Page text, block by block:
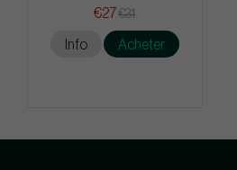
€27€31
Info Acheter